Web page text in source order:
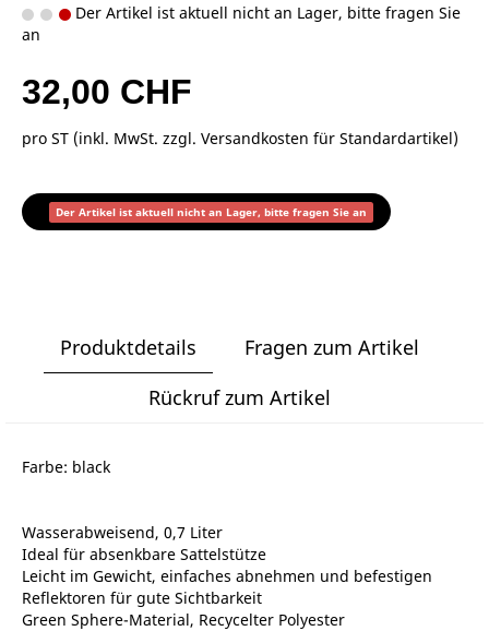
Der Artikel ist aktuell nicht an Lager, bitte fragen Sie
an
32,00 CHF
pro ST (inkl. MwSt. zzgl. Versandkosten für Standardartikel)
Der Artikel ist aktuell nicht an Lager, bitte fragen Sie an
Produktdetails
Fragen zum Artikel
Rückruf zum Artikel
Farbe: black
Wasserabweisend, 0,7 Liter
Ideal für absenkbare Sattelstütze
Leicht im Gewicht, einfaches abnehmen und befestigen
Reflektoren für gute Sichtbarkeit
Green Sphere-Material, Recycelter Polyester